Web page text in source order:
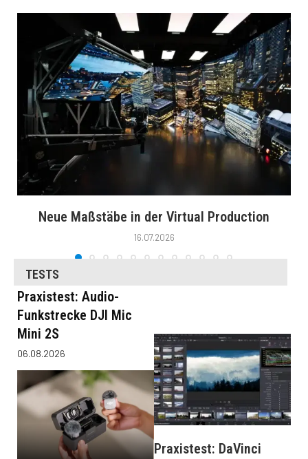
Neue Maßstäbe in der Virtual Production
16.07.2026
TESTS
Praxistest: Audio-
Funkstrecke DJI Mic
Mini 2S
06.08.2026
Praxistest: DaVinci